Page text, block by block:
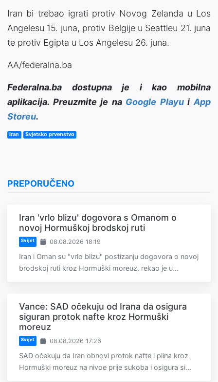
Iran bi trebao igrati protiv Novog Zelanda u Los
Angelesu 15. juna, protiv Belgije u Seattleu 21. juna
te protiv Egipta u Los Angelesu 26. juna.
AA/federalna.ba
Federalna.ba dostupna je i kao mobilna
aplikacija. Preuzmite je na Google PlayuiApp
Storeu.
Iran Svjetsko prvenstvo
PREPORUČENO
Iran 'vrlo blizu' dogovora s Omanom o
novoj Hormuškoj brodskoj ruti
Svijet 08.08.2026 18:19
Iran i Oman su "vrlo blizu" postizanju dogovora o novoj
brodskoj ruti kroz Hormuški moreuz, rekao je u...
Vance: SAD očekuju od Irana da osigura
siguran protok nafte kroz Hormuški
moreuz
Svijet 08.08.2026 17:26
SAD očekuju da Iran obnovi protok nafte i plina kroz
Hormuški moreuz na nivoe prije sukoba i osigura si...